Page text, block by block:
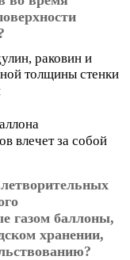
раковин и
толщины стенки
влечет за собой
газом баллоны,
хранении,